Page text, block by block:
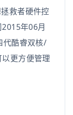
救者硬件控
年06月
代酷睿双核/
更方便管理